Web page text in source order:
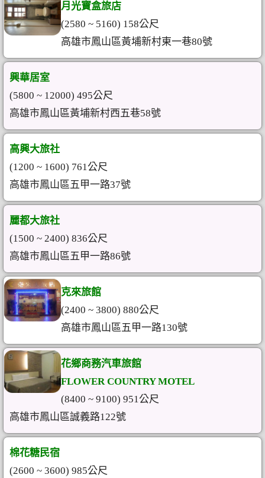
月光寶盒旅店
(2580 ~ 5160) 158公尺
高雄市鳳山區黃埔新村東一巷80號
興華居室
(5800 ~ 12000) 495公尺
高雄市鳳山區黃埔新村西五巷58號
高興大旅社
(1200 ~ 1600) 761公尺
高雄市鳳山區五甲一路37號
麗都大旅社
(1500 ~ 2400) 836公尺
高雄市鳳山區五甲一路86號
克來旅館
(2400 ~ 3800) 880公尺
高雄市鳳山區五甲一路130號
花鄉商務汽車旅館
FLOWER COUNTRY MOTEL
(8400 ~ 9100) 951公尺
高雄市鳳山區誠義路122號
棉花糖民宿
(2600 ~ 3600) 985公尺